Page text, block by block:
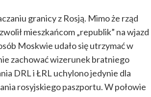
granicy z Rosją. Mimo że rząd
mieszkańcom „republik” na wjazd
Moskwie udało się utrzymać w
zachować wizerunek bratniego
DRL i ŁRL uchylono jedynie dla
rosyjskiego paszportu. W połowie